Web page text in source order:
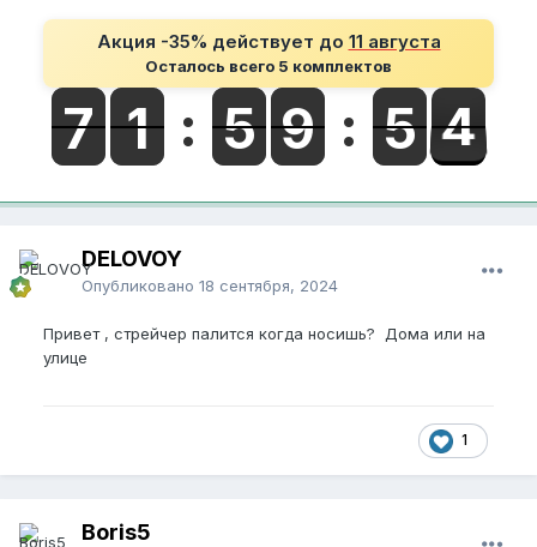
Акция -35% действует до 11 августа
Осталось всего 5 комплектов
DELOVOY
Опубликовано 18 сентября, 2024
Привет , стрейчер палится когда носишь? Дома или на
улице
1
Boris5